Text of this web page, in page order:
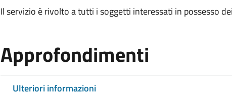
Il servizio è rivolto a tutti i soggetti interessati in possesso
Approfondimenti
Ulteriori informazioni